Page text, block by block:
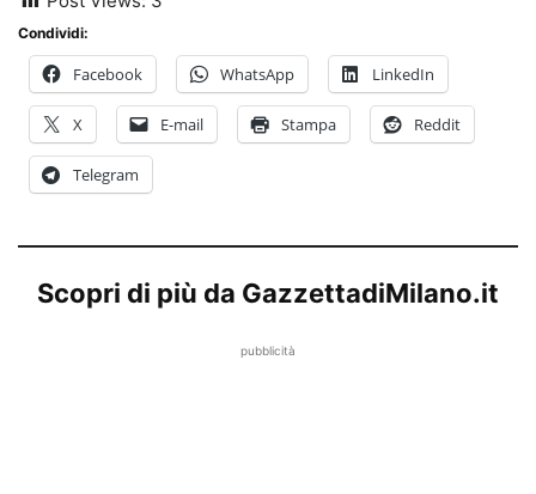
Condividi:
Facebook WhatsApp LinkedIn
X E-mail Stampa Reddit
Telegram
Scopri di più da GazzettadiMilano.it
pubblicità